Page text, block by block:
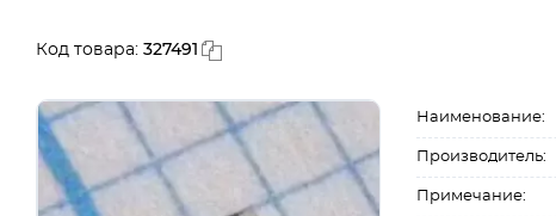
Код товара: 327491
Наименование:
Производитель:
Примечание: